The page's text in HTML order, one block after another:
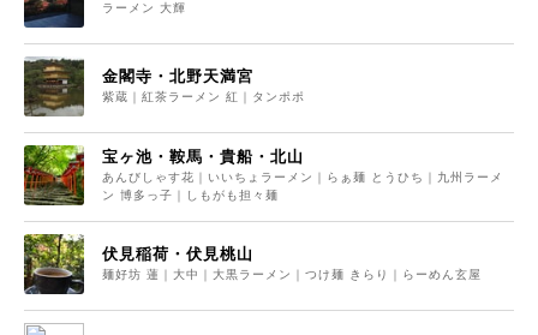
ラーメン 大輝
金閣寺・北野天満宮
紫蔵｜紅茶ラーメン 紅｜タンポポ
宝ヶ池・鞍馬・貴船・北山
あんびしゃす花｜いいちょラーメン｜らぁ麺 とうひち｜九州ラーメ
ン 博多っ子｜しもがも担々麺
伏見稲荷・伏見桃山
麺好坊 蓮｜大中｜大黒ラーメン｜つけ麺 きらり｜らーめん玄屋